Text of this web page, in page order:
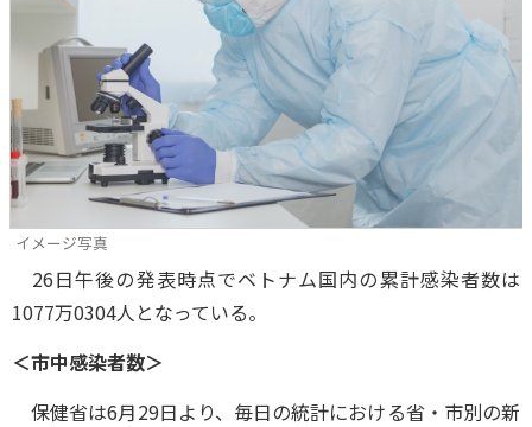
イメージ写真
26日午後の発表時点でベトナム国内の累計感染者数は
1077万0304人となっている。
＜市中感染者数＞
保健省は6月29日より、毎日の統計における省・市別の新